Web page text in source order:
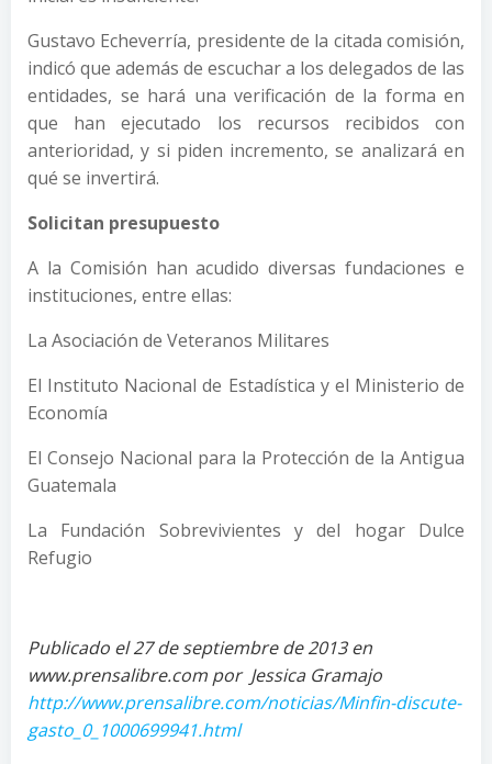
Gustavo Echeverría, presidente de la citada comisión,
indicó que además de escuchar a los delegados de las
entidades, se hará una verificación de la forma en
que han ejecutado los recursos recibidos con
anterioridad, y si piden incremento, se analizará en
qué se invertirá.
Solicitan presupuesto
A la Comisión han acudido diversas fundaciones e
instituciones, entre ellas:
La Asociación de Veteranos Militares
El Instituto Nacional de Estadística y el Ministerio de
Economía
El Consejo Nacional para la Protección de la Antigua
Guatemala
La Fundación Sobrevivientes y del hogar Dulce
Refugio
Publicado el 27 de septiembre de 2013 en
www.prensalibre.com por Jessica Gramajo
http://www.prensalibre.com/noticias/Minfin-discute-
gasto_0_1000699941.html